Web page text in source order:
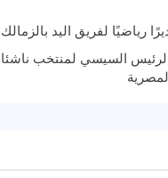
رياضيًا لفريق اليد بالزمالك
السيسي لمنتخب